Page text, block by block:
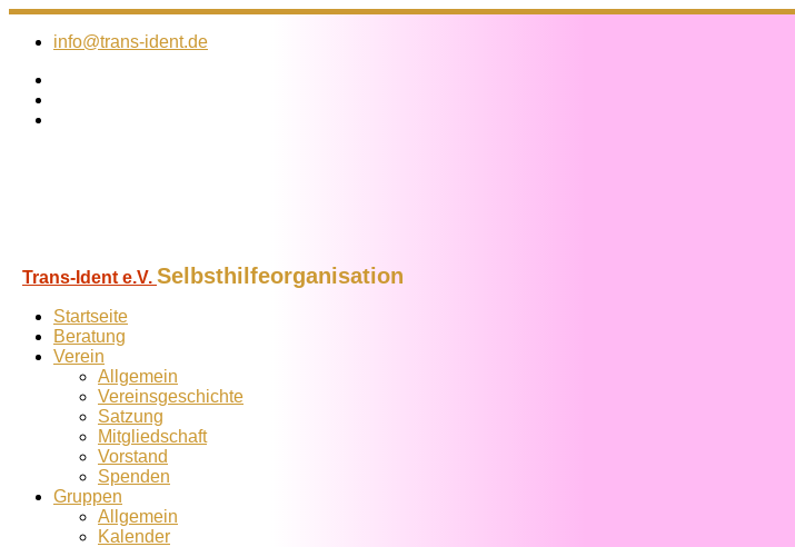
Zum
Inhalt
info@trans-ident.de
Trans-Ident e.V. Selbsthilfeorganisation
Startseite
Beratung
Verein
Allgemein
Vereins­geschichte
Satzung
Mitglied­schaft
Vorstand
Spenden
Gruppen
Allgemein
Kalender